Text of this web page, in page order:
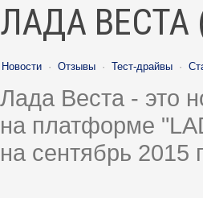
ЛАДА ВЕСТА
Новости · Отзывы · Тест-драйвы ·
Лада Веста - это
на платформе
на сентябрь 2015